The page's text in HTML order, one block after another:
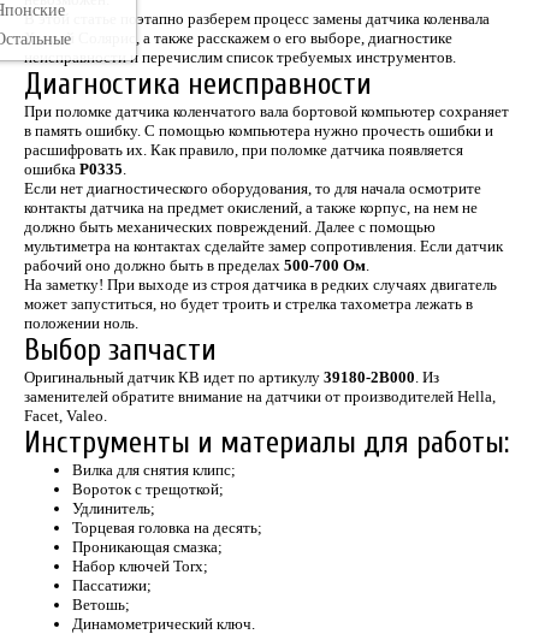
В этой статье поэтапно разберем процесс замены датчика коленвала
Хендай Солярис, а также расскажем о его выборе, диагностике
неисправности и перечислим список требуемых инструментов.
Диагностика неисправности
При поломке датчика коленчатого вала бортовой компьютер сохраняет
в память ошибку. C помощью компьютера нужно прочесть ошибки и
расшифровать их. Как правило, при поломке датчика появляется
ошибка P0335.
Если нет диагностического оборудования, то для начала осмотрите
контакты датчика на предмет окислений, а также корпус, на нем не
должно быть механических повреждений. Далее с помощью
мультиметра на контактах сделайте замер сопротивления. Если датчик
рабочий оно должно быть в пределах 500-700 Ом.
На заметку! При выходе из строя датчика в редких случаях двигатель
может запуститься, но будет троить и стрелка тахометра лежать в
положении ноль.
Выбор запчасти
Оригинальный датчик КВ идет по артикулу 39180-2B000. Из
заменителей обратите внимание на датчики от производителей Hella,
Facet, Valeo.
Инструменты и материалы для работы:
Вилка для снятия клипс;
Вороток с трещоткой;
Удлинитель;
Торцевая головка на десять;
Проникающая смазка;
Набор ключей Torx;
Пассатижи;
Ветошь;
Динамометрический ключ.